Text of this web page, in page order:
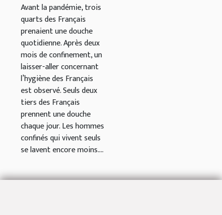
Avant la pandémie, trois
quarts des Français
prenaient une douche
quotidienne. Après deux
mois de confinement, un
laisser-aller concernant
l’hygiène des Français
est observé. Seuls deux
tiers des Français
prennent une douche
chaque jour. Les hommes
confinés qui vivent seuls
se lavent encore moins....